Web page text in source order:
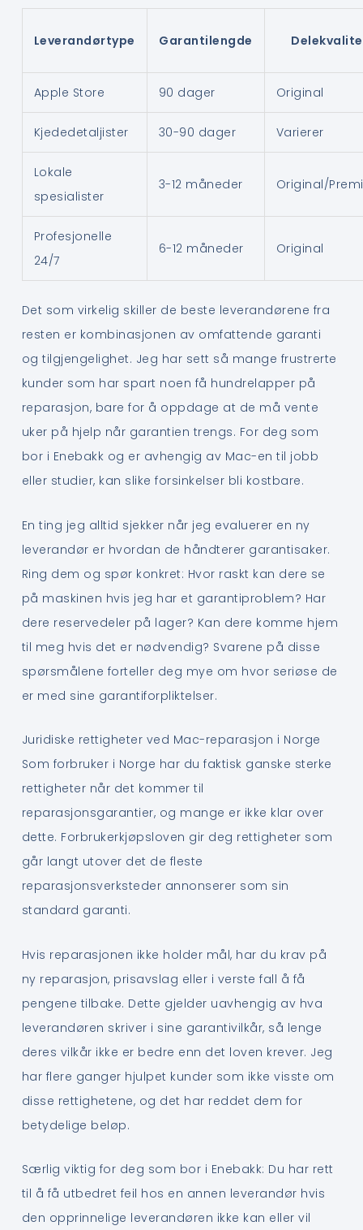
Leverandørtype Garantilengde
Apple Store 90 dager Original
Kjededetaljister 30-90 dager Varierer
Lokale
spesialister
3-12 måneder Original/
Profesjonelle
24/7
6-12 måneder Original
Det som virkelig skiller de beste leverandørene fra
resten er kombinasjonen av omfattende garanti
og tilgjengelighet. Jeg har sett så mange frustrerte
kunder som har spart noen få hundrelapper på
reparasjon, bare for å oppdage at de må vente
uker på hjelp når garantien trengs. For deg som
bor i Enebakk og er avhengig av Mac-en til jobb
eller studier, kan slike forsinkelser bli kostbare.
En ting jeg alltid sjekker når jeg evaluerer en ny
leverandør er hvordan de håndterer garantisaker.
Ring dem og spør konkret: Hvor raskt kan dere se
på maskinen hvis jeg har et garantiproblem? Har
dere reservedeler på lager? Kan dere komme hjem
til meg hvis det er nødvendig? Svarene på disse
spørsmålene forteller deg mye om hvor seriøse de
er med sine garantiforpliktelser.
Juridiske rettigheter ved Mac-reparasjon i Norge
Som forbruker i Norge har du faktisk ganske sterke
rettigheter når det kommer til
reparasjonsgarantier, og mange er ikke klar over
dette. Forbrukerkjøpsloven gir deg rettigheter som
går langt utover det de fleste
reparasjonsverksteder annonserer som sin
standard garanti.
Hvis reparasjonen ikke holder mål, har du krav på
ny reparasjon, prisavslag eller i verste fall å få
pengene tilbake. Dette gjelder uavhengig av hva
leverandøren skriver i sine garantivilkår, så lenge
deres vilkår ikke er bedre enn det loven krever. Jeg
har flere ganger hjulpet kunder som ikke visste om
disse rettighetene, og det har reddet dem for
betydelige beløp.
Særlig viktig for deg som bor i Enebakk: Du har rett
til å få utbedret feil hos en annen leverandør hvis
den opprinnelige leverandøren ikke kan eller vil